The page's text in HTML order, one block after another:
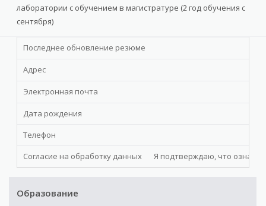
лаборатории с обучением в магистратуре (2 год обучения с
сентября)
Последнее обновление резюме
Адрес
Электронная почта
Дата рождения
Телефон
Согласие на обработку данных
Я подтверждаю, что
Образование